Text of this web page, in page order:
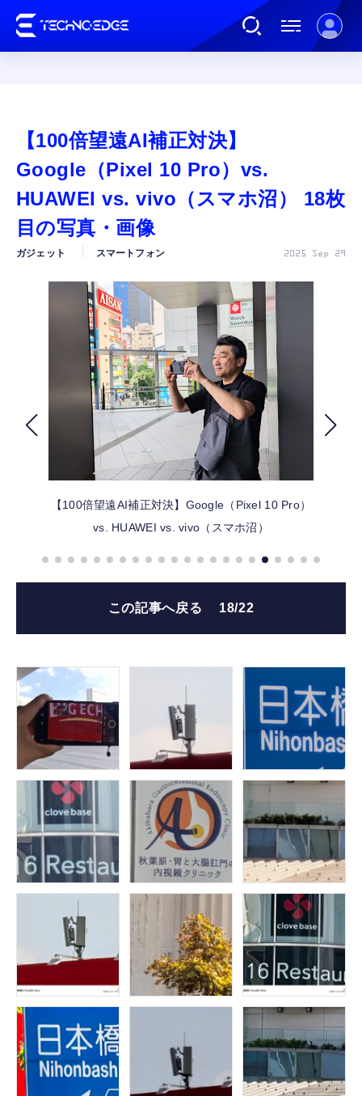
AI
ガジェット
ゲーム
カルチャー
公式ストア
FOLLOW US
【100倍望遠AI補正対決】
Google（Pixel 10 Pro）vs.
HUAWEI vs. vivo（スマホ沼） 18枚
目の写真・画像
ガジェット スマートフォン 2025 Sep 29
【100倍望遠AI補正対決】Google（Pixel 10 Pro）
vs. HUAWEI vs. vivo（スマホ沼）
この記事へ戻る 18/22